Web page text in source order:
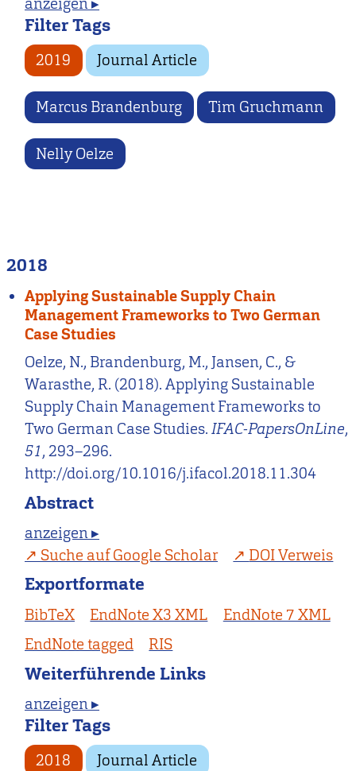
Filter Tags
2019 Journal Article
Marcus Brandenburg Tim Gruchmann
Nelly Oelze
2018
Applying Sustainable Supply Chain
Management Frameworks to Two German
Case Studies
Oelze, N., Brandenburg, M., Jansen, C., &
Warasthe, R. (2018). Applying Sustainable
Supply Chain Management Frameworks to
Two German Case Studies.IFAC-PapersOnLine,
51, 293–296.
http://doi.org/10.1016/j.ifacol.2018.11.304
Abstract
anzeigen ▸
Suche auf Google Scholar
DOI Verweis
Exportformate
BibTeX EndNote X3 XML
EndNote 7 XML
EndNote tagged
RIS
Weiterführende Links
anzeigen ▸
Filter Tags
2018 Journal Article